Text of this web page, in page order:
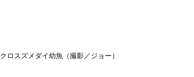
クロスズメダイ幼魚（撮影／ジョー）